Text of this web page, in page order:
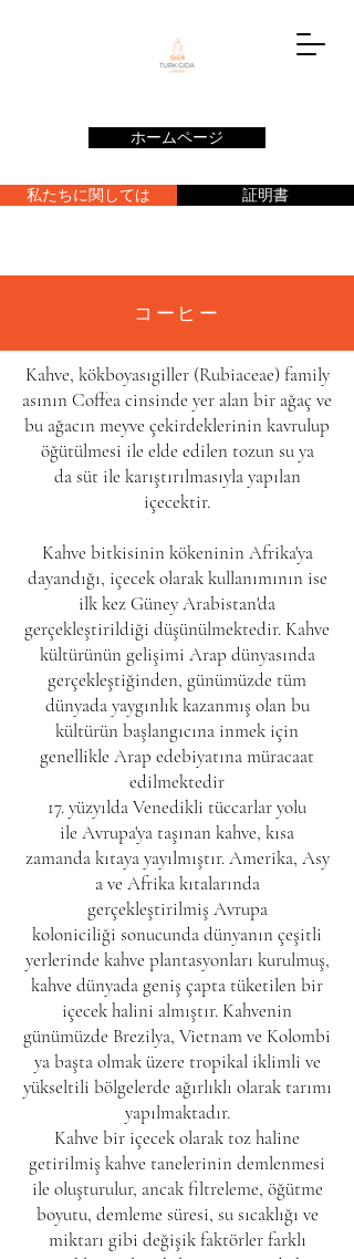
ホームページ
私たちに関しては 証明書
コーヒー
Kahve, kökboyasıgiller(Rubiaceae) family
asının Coffea cinsinde yer alan bir ağaç ve
bu ağacın meyve çekirdeklerinin kavrulup
öğütülmesi ile elde edilen tozun suya
dasüt ile karıştırılmasıyla yapılan
içecektir.
Kahve bitkisinin kökeninin Afrika'ya
dayandığı, içecek olarak kullanımının ise
ilk kezGüney Arabistan'da
gerçekleştirildiği düşünülmektedir. Kahve
kültürünün gelişimi Arap dünyasında
gerçekleştiğinden, günümüzde tüm
dünyada yaygınlık kazanmış olan bu
kültürün başlangıcına inmek için
genellikle Arap edebiyatınamüracaat
edilmektedir
17. yüzyıldaVenedikli tüccarlar yolu
ile Avrupa'ya taşınan kahve, kısa
zamandakıtayayayılmıştır.Amerika, Asy
ave Afrikakıtalarında
gerçekleştirilmiş Avrupa
koloniciliği sonucunda dünyanın çeşitli
yerlerinde kahve plantasyonları kurulmuş,
kahve dünyada geniş çapta tüketilen bir
içecek halini almıştır. Kahvenin
günümüzde Brezilya, Vietnamve Kolombi
yabaşta olmak üzere tropikal iklimli ve
yükseltili bölgelerde ağırlıklı olarak tarımı
yapılmaktadır.
Kahve bir içecek olarak toz haline
getirilmiş kahve tanelerinin demlenmesi
ile oluşturulur, ancakfiltreleme, öğütme
boyutu, demleme süresi, su sıcaklığı ve
miktarı gibi değişik faktörler farklı